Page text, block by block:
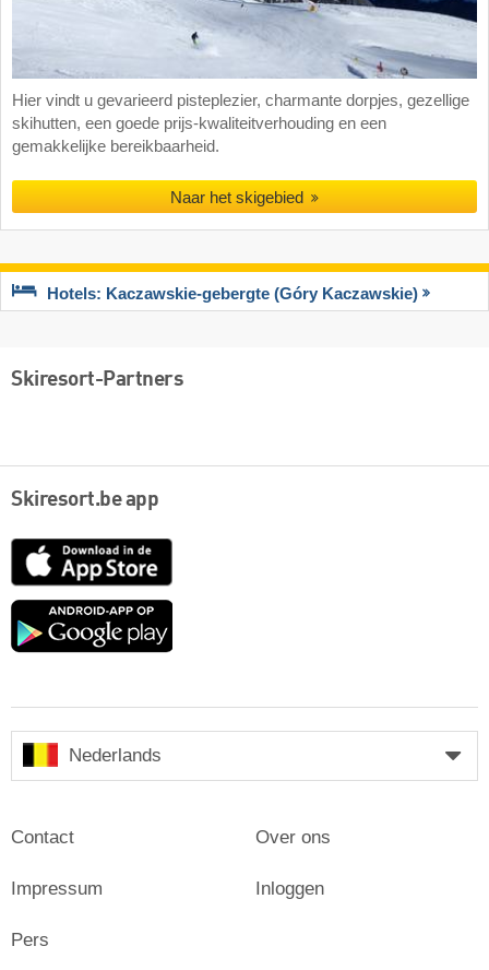
Hier vindt u gevarieerd pisteplezier, charmante dorpjes, gezellige
skihutten, een goede prijs-kwaliteitverhouding en een
gemakkelijke bereikbaarheid.
Naar het skigebied
Hotels: Kaczawskie-gebergte (Góry Kaczawskie)
Skiresort-Partners
Skiresort.be app
App
Google
Nederlands
Contact
Impressum
Pers
Over ons
Inloggen